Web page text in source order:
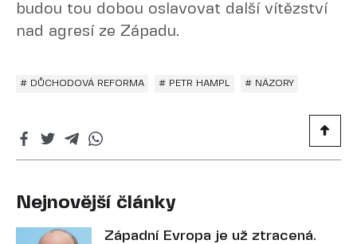
budou tou dobou oslavovat další vítězství
nad agresí ze Západu.
# DŮCHODOVÁ REFORMA # PETR HAMPL # NÁZORY
Nejnovější články
Západní Evropa je už ztracená.